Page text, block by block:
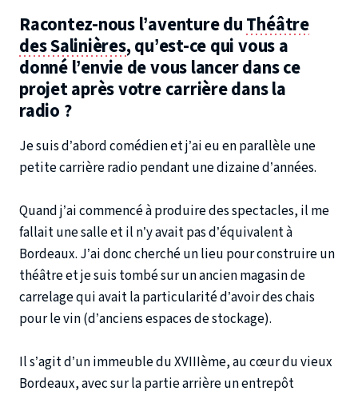
Racontez-nous l’aventure duThéâtre
des Salinières, qu’est-ce qui vous a
donné l’envie de vous lancer dans ce
projet après votre carrière dans la
radio ?
Je suis d’abord comédien et j’ai eu en parallèle une
petite carrière radio pendant une dizaine d’années.
Quand j’ai commencé à produire des spectacles, il me
fallait une salle et il n’y avait pas d’équivalent à
Bordeaux. J’ai donc cherché un lieu pour construire un
théâtre et je suis tombé sur un ancien magasin de
carrelage qui avait la particularité d’avoir des chais
pour le vin (d’anciens espaces de stockage).
Il s’agit d’un immeuble du XVIIIème, au cœur du vieux
Bordeaux, avec sur la partie arrière un entrepôt